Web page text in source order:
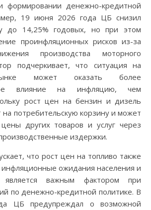
формировании денежно-кредитной
19 июня 2026 года ЦБ снизил
до 14,25% годовых, но при этом
проинфляционных рисков из-за
производства моторного
подчеркивает, что ситуация на
может оказать более
влияние на инфляцию, чем
рост цен на бензин и дизель
потребительскую корзину и может
других товаров и услуг через
издержки.
что рост цен на топливо также
ожидания населения и
является важным фактором при
по денежно-кредитной политике. В
ЦБ предупреждал о возможной